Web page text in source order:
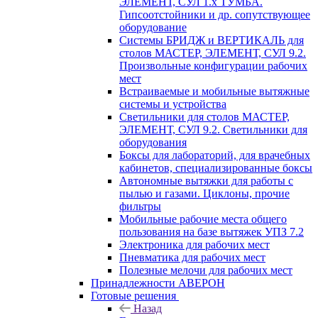
Гипсоотстойники и др. сопутствующее
оборудование
Системы БРИДЖ и ВЕРТИКАЛЬ для
столов МАСТЕР, ЭЛЕМЕНТ, СУЛ 9.2.
Произвольные конфигурации рабочих
мест
Встраиваемые и мобильные вытяжные
системы и устройства
Светильники для столов МАСТЕР,
ЭЛЕМЕНТ, СУЛ 9.2. Светильники для
оборудования
Боксы для лабораторий, для врачебных
кабинетов, специализированные боксы
Автономные вытяжки для работы с
пылью и газами. Циклоны, прочие
фильтры
Мобильные рабочие места общего
пользования на базе вытяжек УПЗ 7.2
Электроника для рабочих мест
Пневматика для рабочих мест
Полезные мелочи для рабочих мест
Принадлежности АВЕРОН
Готовые решения
Назад